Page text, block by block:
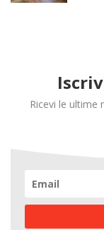
Ricevi le ultime